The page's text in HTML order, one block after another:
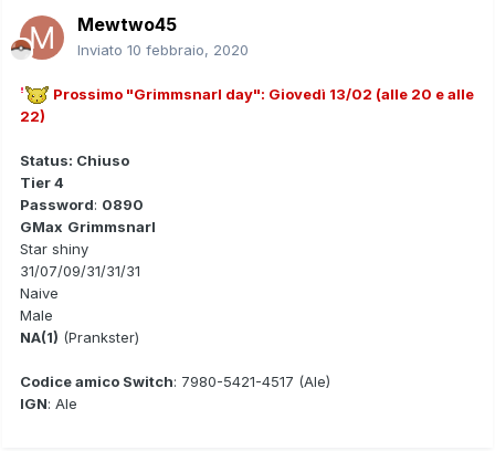
Mewtwo45
Inviato 10 febbraio, 2020
Prossimo "Grimmsnarl day": Giovedì 13/02 (alle 20 e alle
22)
Status: Chiuso
Tier 4
Password: 0890
GMax Grimmsnarl
Star shiny
31/07/09/31/31/31
Naive
Male
NA(1) (Prankster)
Codice amico Switch: 7980-5421-4517 (Ale)
IGN: Ale